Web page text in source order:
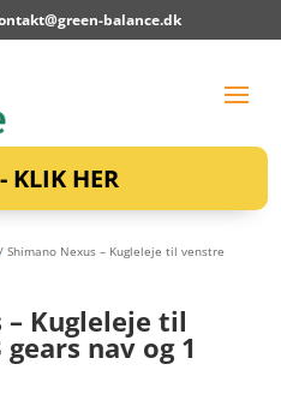
balance.dk
KLIK HER
Nexus – Kugleleje til venstre
– Kugleleje til
nav og 1